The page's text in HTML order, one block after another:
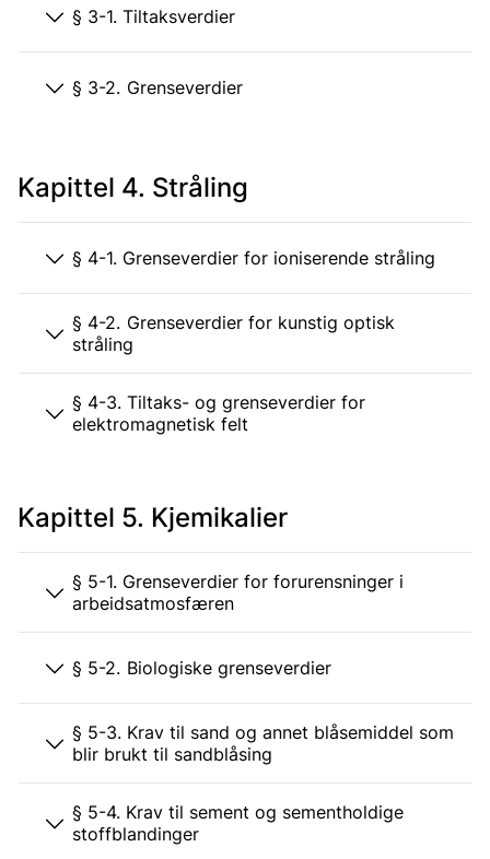
§ 3-1. Tiltaksverdier
§ 3-2. Grenseverdier
Kapittel 4. Stråling
§ 4-1. Grenseverdier for ioniserende stråling
§ 4-2. Grenseverdier for kunstig optisk
stråling
§ 4-3. Tiltaks- og grenseverdier for
elektromagnetisk felt
Kapittel 5. Kjemikalier
§ 5-1. Grenseverdier for forurensninger i
arbeidsatmosfæren
§ 5-2. Biologiske grenseverdier
§ 5-3. Krav til sand og annet blåsemiddel som
blir brukt til sandblåsing
§ 5-4. Krav til sement og sementholdige
stoffblandinger